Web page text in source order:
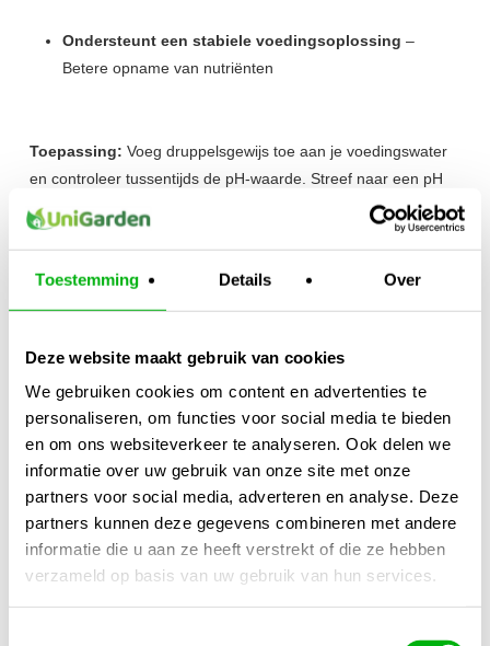
Toestemming Details Over
Deze website maakt gebruik van cookies
We gebruiken cookies om content en advertenties te
personaliseren, om functies voor social media te bieden
en om ons websiteverkeer te analyseren. Ook delen we
informatie over uw gebruik van onze site met onze
partners voor social media, adverteren en analyse. Deze
partners kunnen deze gegevens combineren met andere
informatie die u aan ze heeft verstrekt of die ze hebben
verzameld op basis van uw gebruik van hun services.
Ondersteunt een stabiele voedingsoplossing –
Betere opname van nutriënten
Toepassing: Voeg druppelsgewijs toe aan je voedingswater
en controleer tussentijds de pH-waarde. Streef naar een pH
tussen 5.5 en 6.5, afhankelijk van het teeltsysteem.
Kijk ook naar:https://unigarden.nl/product-
category/vijverirrigatie/ph-ec-meters/
Gewicht
1,50 kg
Afmetingen
Merk
Canna